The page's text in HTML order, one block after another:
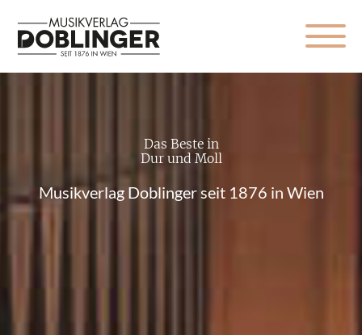
Das Beste in
Dur und Moll
Musikverlag Doblinger seit 1876 in Wien